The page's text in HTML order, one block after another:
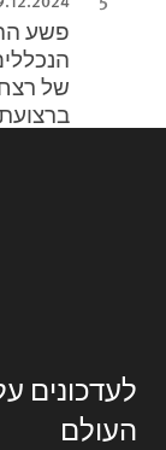
פשע
של
לעדכונים
העולם